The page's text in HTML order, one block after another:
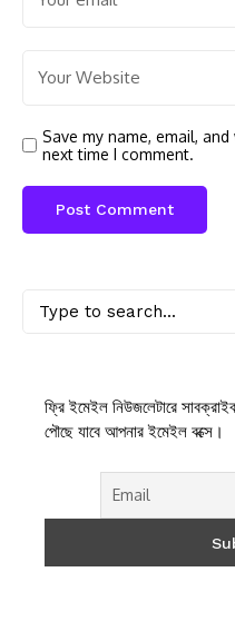
Save my name, email,
next time I comment.
ফ্রি ইমেইল নিউজলেটারে
পৌছে যাবে আপনার ইমেইল বক্সে।